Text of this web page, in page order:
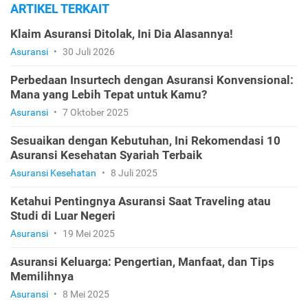
ARTIKEL TERKAIT
Klaim Asuransi Ditolak, Ini Dia Alasannya!
Asuransi • 30 Juli 2026
Perbedaan Insurtech dengan Asuransi Konvensional:
Mana yang Lebih Tepat untuk Kamu?
Asuransi • 7 Oktober 2025
Sesuaikan dengan Kebutuhan, Ini Rekomendasi 10
Asuransi Kesehatan Syariah Terbaik
Asuransi Kesehatan • 8 Juli 2025
Ketahui Pentingnya Asuransi Saat Traveling atau
Studi di Luar Negeri
Asuransi • 19 Mei 2025
Asuransi Keluarga: Pengertian, Manfaat, dan Tips
Memilihnya
Asuransi • 8 Mei 2025